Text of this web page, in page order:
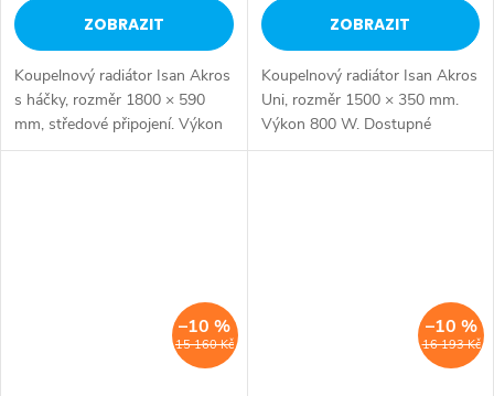
ZOBRAZIT
Koupelnový radiátor Isan Akros
s háčky, rozměr 1800 × 590
mm, středové připojení. Výkon
1357 W, ocelová konstrukce.
ZOBRAZIT
Koupelnový radiátor Isan Akros
Uni, rozměr 1500 × 350 mm.
Výkon 800 W. Dostupné
rozměry 1500x350 mm
15 160 Kč
–10 %
16 193 Kč
–10 %